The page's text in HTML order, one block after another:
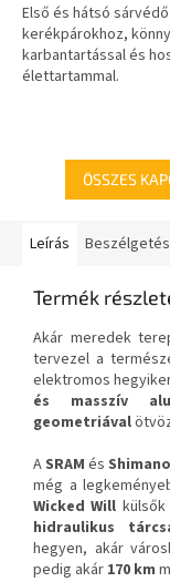
0,0
csillag.
Első és hátsó
kerékpárokhoz,
karbantartással és
élettartammal.
ÖSSZES
Leírás Beszélgetés
Termék
Akár meredek
tervezel a
elektromos
és masszív
geometriával
ASRAM ésShimano
még a
Wicked Will
hidraulikus
hegyen, akár
pedig akár 170 km